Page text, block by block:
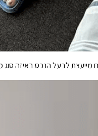
לבעל הנכס באיזה סוג